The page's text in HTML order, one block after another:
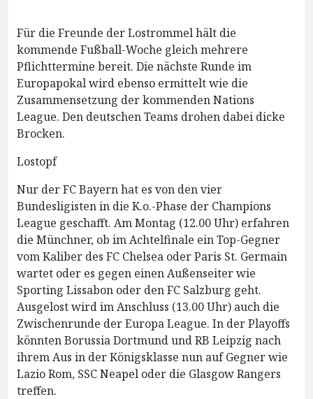
Für die Freunde der Lostrommel hält die
kommende Fußball-Woche gleich mehrere
Pflichttermine bereit. Die nächste Runde im
Europapokal wird ebenso ermittelt wie die
Zusammensetzung der kommenden Nations
League. Den deutschen Teams drohen dabei dicke
Brocken.
Lostopf
Nur der FC Bayern hat es von den vier
Bundesligisten in die K.o.-Phase der Champions
League geschafft. Am Montag (12.00 Uhr) erfahren
die Münchner, ob im Achtelfinale ein Top-Gegner
vom Kaliber des FC Chelsea oder Paris St. Germain
wartet oder es gegen einen Außenseiter wie
Sporting Lissabon oder den FC Salzburg geht.
Ausgelost wird im Anschluss (13.00 Uhr) auch die
Zwischenrunde der Europa League. In der Playoffs
könnten Borussia Dortmund und RB Leipzig nach
ihrem Aus in der Königsklasse nun auf Gegner wie
Lazio Rom, SSC Neapel oder die Glasgow Rangers
treffen.